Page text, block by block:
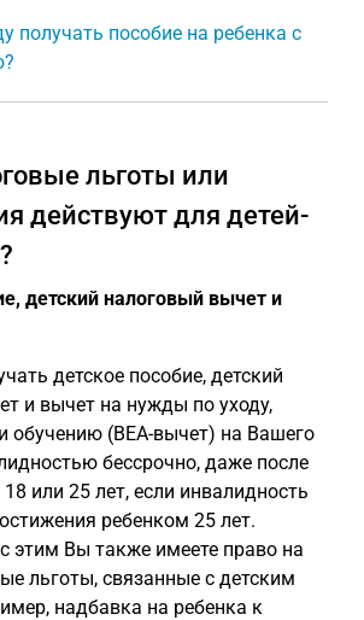
получать пособие на ребенка с
льготы или
действуют для детей-
детский налоговый вычет и
детское пособие, детский
и вычет на нужды по уходу,
обучению (BEA-вычет) на Вашего
бессрочно, даже после
или 25 лет, если инвалидность
ребенком 25 лет.
этим Вы также имеете право на
льготы, связанные с детским
надбавка на ребенка к